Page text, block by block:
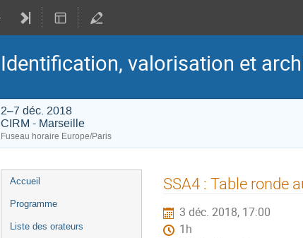
Identification, valorisation et
2–7 déc. 2018
CIRM - Marseille
Fuseau horaire Europe/Paris
Menu
de
Accueil
Programme
Liste des orateurs
SSA4 : Table ronde
3 déc. 2018, 17:00
1h